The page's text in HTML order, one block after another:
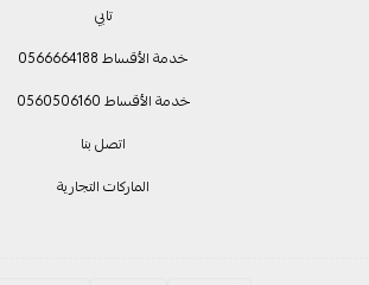
تابي
خدمة الأقساط 0566664188
خدمة الأقساط 0560506160
اتصل بنا
الماركات التجارية